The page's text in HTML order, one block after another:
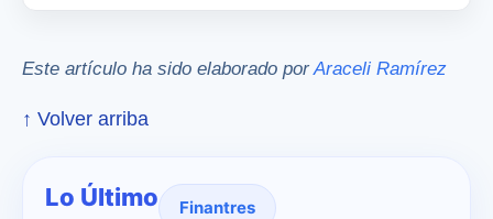
Este artículo ha sido elaborado porAraceli Ramírez
↑ Volver arriba
Lo Último Finantres